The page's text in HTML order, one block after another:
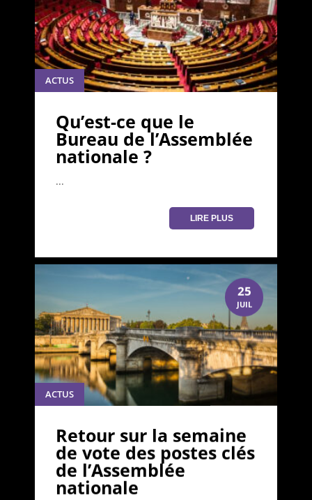
ACTUS
Qu’est-ce que le
Bureau de l’Assemblée
nationale ?
...
LIRE PLUS
25
JUIL
ACTUS
Retour sur la semaine
de vote des postes clés
de l’Assemblée
nationale